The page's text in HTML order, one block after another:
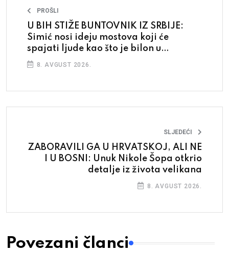
PROŠLI
U BIH STIŽE BUNTOVNIK IZ SRBIJE:
Simić nosi ideju mostova koji će
spajati ljude kao što je bilon u
Jugoslaviji
8. AVGUST 2026.
SLJEDEĆI
ZABORAVILI GA U HRVATSKOJ, ALI NE
I U BOSNI: Unuk Nikole Šopa otkrio
detalje iz života velikana
8. AVGUST 2026.
Povezani članci